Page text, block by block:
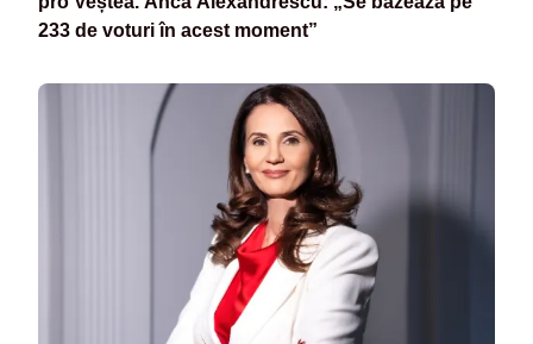
233 de voturi în acest moment”